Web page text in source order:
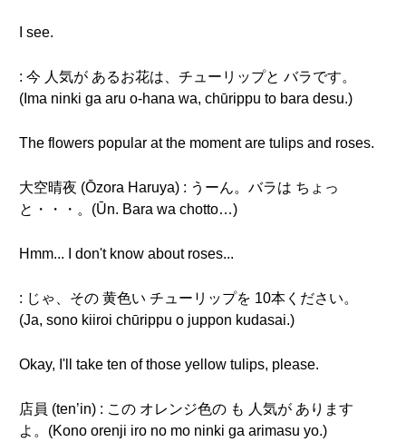
I see.
: 今 人気が あるお花は、チューリップと バラです。
(Ima ninki ga aru o-hana wa, chūrippu to bara desu.)
The flowers popular at the moment are tulips and roses.
大空晴夜 (Ōzora Haruya) : うーん。バラは ちょっ
と・・・。(Ūn. Bara wa chotto…)
Hmm... I don't know about roses...
: じゃ、その 黄色い チューリップを 10本ください。
(Ja, sono kiiroi chūrippu o juppon kudasai.)
Okay, I'll take ten of those yellow tulips, please.
店員 (ten’in) : この オレンジ色の も 人気が あります
よ。(Kono orenji iro no mo ninki ga arimasu yo.)